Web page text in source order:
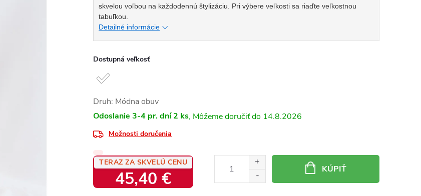
skvelou voľbou na každodennú štylizáciu. Pri výbere veľkosti sa riaďte veľkostnou
tabuľkou.
Detailné informácie
Dostupná veľkosť
Druh: Módna obuv
Odoslanie 3-4 pr. dní 2 ks 14.8.2026
Možnosti doručenia
TERAZ ZA SKVELÚ CENU
45,40 € KÚPIŤ